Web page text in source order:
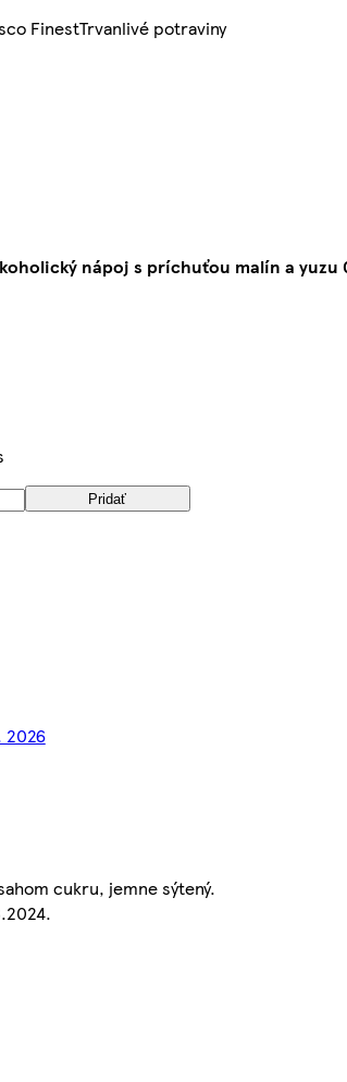
FinestTrvanlivé potraviny
nápoj s príchuťou malín a yuzu
Pridať
2026
cukru, jemne sýtený.